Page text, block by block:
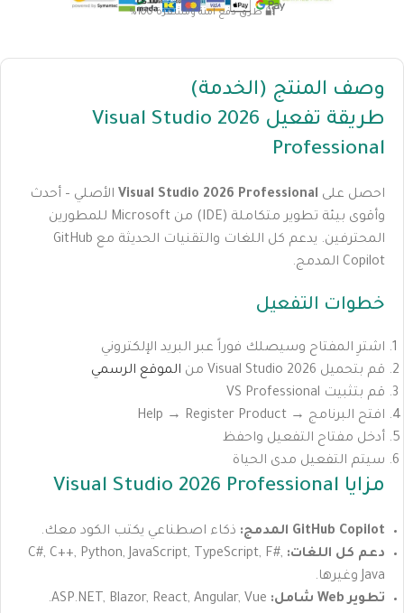
🔐 طرق دفع آمنة ومشفرة 100%
وصف المنتج (الخدمة)
طريقة تفعيل Visual Studio 2026
Professional
احصل على Visual Studio 2026 Professional الأصلي – أحدث
وأقوى بيئة تطوير متكاملة (IDE) من Microsoft للمطورين
المحترفين. يدعم كل اللغات والتقنيات الحديثة مع GitHub
Copilot المدمج.
خطوات التفعيل
اشترِ المفتاح وسيصلك فوراً عبر البريد الإلكتروني
قم بتحميل Visual Studio 2026 من
الموقع الرسمي
قم بتثبيت VS Professional
افتح البرنامج → Help → Register Product
أدخل مفتاح التفعيل واحفظ
سيتم التفعيل مدى الحياة
مزايا Visual Studio 2026 Professional
GitHub Copilot المدمج:
ذكاء اصطناعي يكتب الكود معك.
دعم كل اللغات: C#, C++, Python, JavaScript, TypeScript, F#,
Java وغيرها.
تطوير Web شامل: